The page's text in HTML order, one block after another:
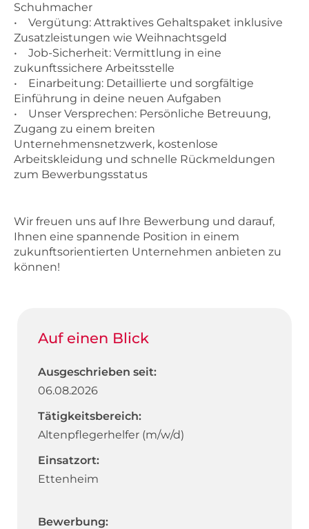
Schuhmacher
• Vergütung: Attraktives Gehaltspaket inklusive
Zusatzleistungen wie Weihnachtsgeld
• Job-Sicherheit: Vermittlung in eine
zukunftssichere Arbeitsstelle
• Einarbeitung: Detaillierte und sorgfältige
Einführung in deine neuen Aufgaben
• Unser Versprechen: Persönliche Betreuung,
Zugang zu einem breiten
Unternehmensnetzwerk, kostenlose
Arbeitskleidung und schnelle Rückmeldungen
zum Bewerbungsstatus
Wir freuen uns auf Ihre Bewerbung und darauf,
Ihnen eine spannende Position in einem
zukunftsorientierten Unternehmen anbieten zu
können!
Auf einen Blick
Ausgeschrieben seit:
06.08.2026
Tätigkeitsbereich:
Altenpflegerhelfer (m/w/d)
Einsatzort:
Ettenheim
Bewerbung: